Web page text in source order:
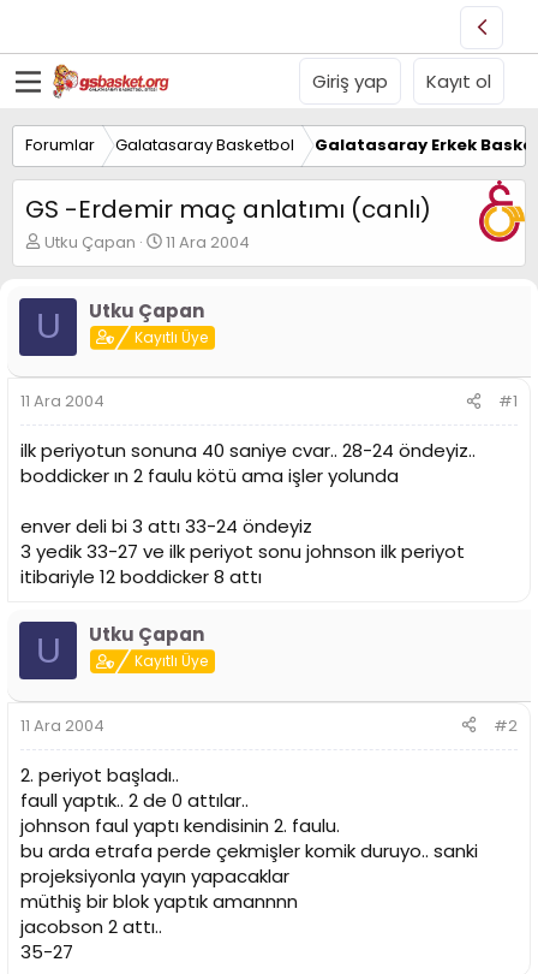
Giriş yap Kayıt ol
Forumlar Galatasaray Basketbol Galatasaray Erkek
GS -Erdemir maç anlatımı (canlı)
K
o
u
y
B
a
ş
a
t
n
Utku Çapan
B
a
l
a
n
g
a
r
h
11 Ara 2004
U Utku Çapan
Kayıtlı Üye
11 Ara 2004 #1
ilk periyotun sonuna 40 saniye cvar.. 28-24 öndeyiz..
boddicker ın 2 faulu kötü ama işler yolunda
enver deli bi 3 attı 33-24 öndeyiz
3 yedik 33-27 ve ilk periyot sonu johnson ilk periyot
itibariyle 12 boddicker 8 attı
U Utku Çapan
Kayıtlı Üye
11 Ara 2004 #2
2. periyot başladı..
faull yaptık.. 2 de 0 attılar..
johnson faul yaptı kendisinin 2. faulu.
bu arda etrafa perde çekmişler komik duruyo.. sanki
projeksiyonla yayın yapacaklar
müthiş bir blok yaptık amannnn
jacobson 2 attı..
35-27